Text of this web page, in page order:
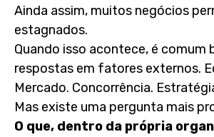
Ainda assim, muitos negócios
estagnados.
Quando isso acontece, é comum
respostas em fatores externos.
Mercado. Concorrência.
Mas existe uma pergunta mais
O que, dentro da própria